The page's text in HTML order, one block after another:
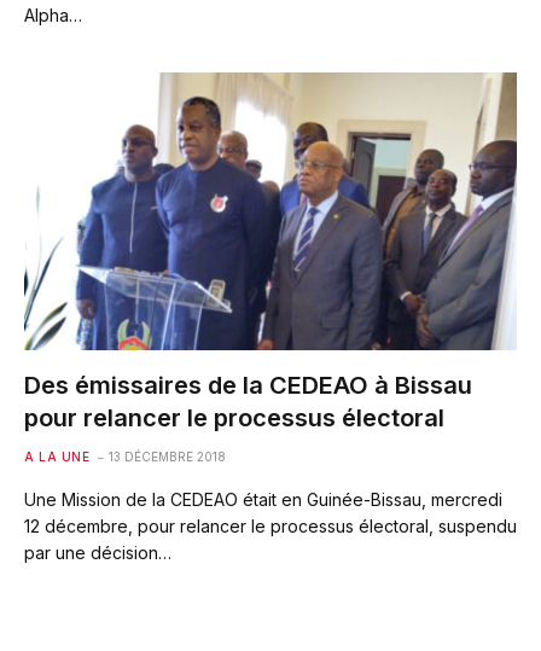
Alpha…
Des émissaires de la CEDEAO à Bissau
pour relancer le processus électoral
A LA UNE 13 DÉCEMBRE 2018
Une Mission de la CEDEAO était en Guinée-Bissau, mercredi
12 décembre, pour relancer le processus électoral, suspendu
par une décision…